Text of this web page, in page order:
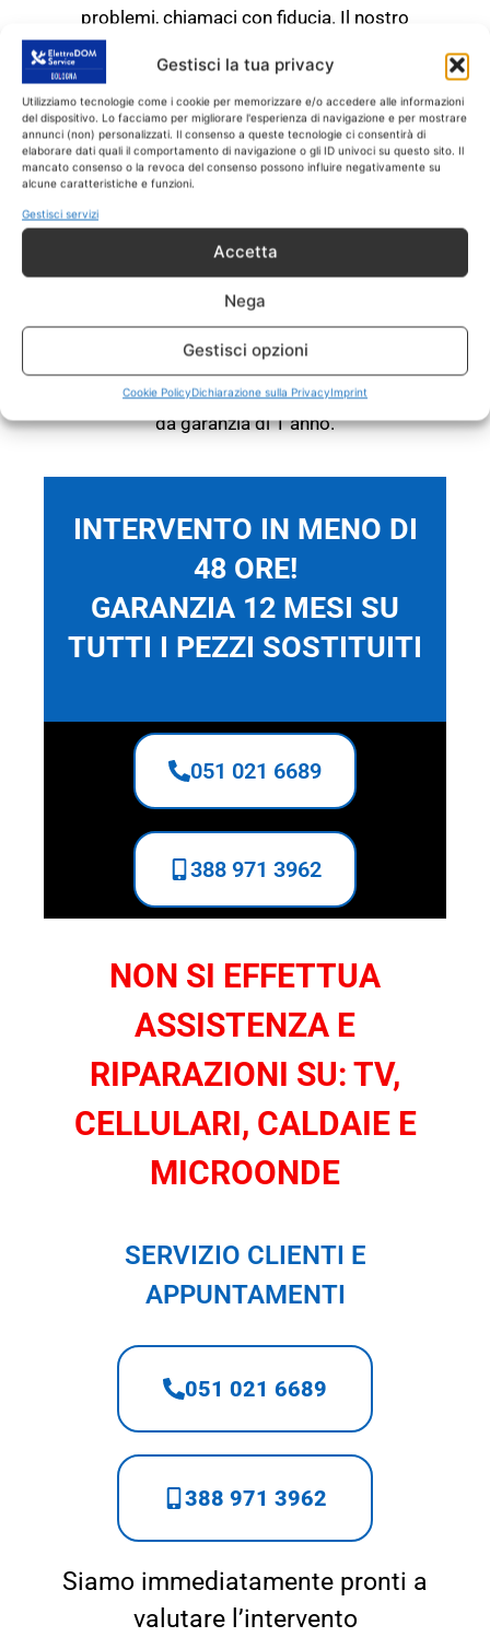
Gestisci la tua privacy
Utilizziamo tecnologie come i cookie per memorizzare e/o accedere alle informazioni
del dispositivo. Lo facciamo per migliorare l'esperienza di navigazione e per mostrare
annunci (non) personalizzati. Il consenso a queste tecnologie ci consentirà di
elaborare dati quali il comportamento di navigazione o gli ID univoci su questo sito. Il
mancato consenso o la revoca del consenso possono influire negativamente su
alcune caratteristiche e funzioni.
Gestisci servizi
Accetta
Nega
Gestisci opzioni
Cookie PolicyDichiarazione sulla PrivacyImprint
problemi, chiamaci con fiducia. Il nostro
servizio di ricarica gas condizionatore Anzola
Dell’Emilia esegue riparazioni e assistenza
entro 24 o 48 ore dalla chiamata di intervento.
RICARICA GAS
CONDIZIONATORE Anzola
RICAMBI CON GARANZIA DI
1 ANNO
Il servizio di ricarica gas condizionatore
Anzola Dell’EmiliaintervieneSOLO
elettrodomestici fuori garanzia.Tutti gli
interventi sono effettuati con ricambi coperti
da garanzia di 1 anno.
INTERVENTO IN MENO DI
48 ORE!
GARANZIA 12 MESI SU
TUTTI I PEZZI SOSTITUITI
051 021 6689
388 971 3962
NON SI EFFETTUA
ASSISTENZA E
RIPARAZIONI SU: TV,
CELLULARI, CALDAIE E
MICROONDE
SERVIZIO CLIENTI E
APPUNTAMENTI
051 021 6689
388 971 3962
Siamo immediatamente pronti a
valutare l’intervento